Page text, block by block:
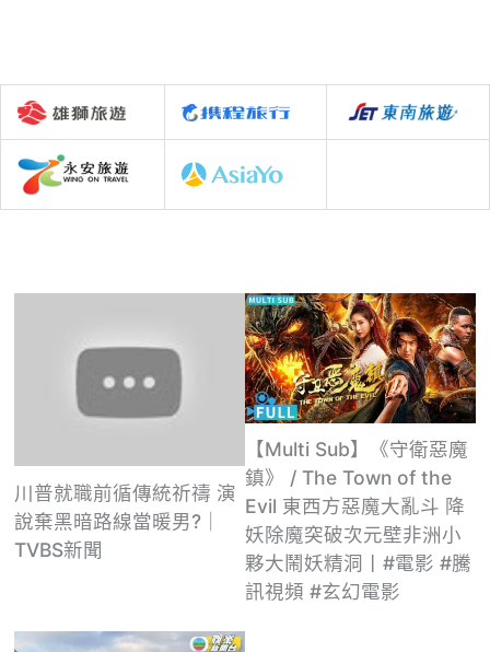
川普就職前循傳統祈禱 演
說棄黑暗路線當暖男?｜
TVBS新聞
【Multi Sub】《守衛惡魔
鎮》 / The Town of the
Evil 東西方惡魔大亂斗 降
妖除魔突破次元壁非洲小
夥大鬧妖精洞丨#電影 #騰
訊視頻 #玄幻電影